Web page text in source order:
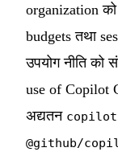
organization
budgets तथा
उपयोग नीति को
use of Copilot
अद्यतन copilot
@github/